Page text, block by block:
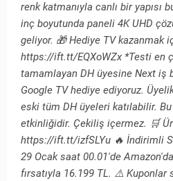
renk katmanıyla canlı bir yapısı
inç boyutunda paneli 4K UHD
geliyor. 🎁 Hediye TV kazanmak
https://ift.tt/EQXoWZx *Testi en
tamamlayan DH üyesine Next iş
Google TV hediye ediyoruz.
eski tüm DH üyeleri katılabilir.
etkinliğidir. Çekiliş içermez. 🛒
https://ift.tt/izfSLYu 🔥 İndirimli
29 Ocak saat 00.01'de
fırsatıyla 16.199 TL. ⚠️ Kuponlar